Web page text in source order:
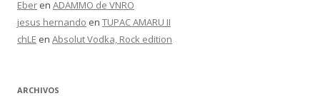
Eber en ADAMMO de VNRO
jesus hernando en TUPAC AMARU II
chLE en Absolut Vodka, Rock edition
ARCHIVOS